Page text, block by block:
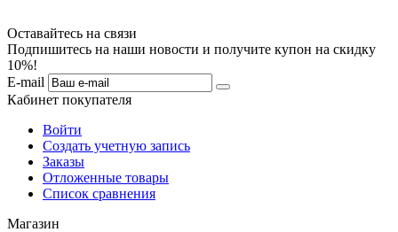
Оставайтесь на связи
Подпишитесь на наши новости и получите купон на скидку
10%!
E-mail
Кабинет покупателя
Войти
Создать учетную запись
Заказы
Отложенные товары
Список сравнения
Магазин